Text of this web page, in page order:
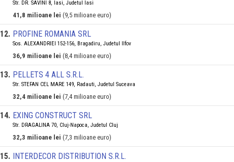
Str. DR. SAVINI 8, Iasi, Judetul Iasi
41,8 milioane lei (9,5 milioane euro)
12. PROFINE ROMANIA SRL
Sos. ALEXANDRIEI 152-156, Bragadiru, Judetul Ilfov
36,9 milioane lei (8,4 milioane euro)
13. PELLETS 4 ALL S.R.L.
Str. STEFAN CEL MARE 149, Radauti, Judetul Suceava
32,4 milioane lei (7,4 milioane euro)
14. EXING CONSTRUCT SRL
Str. DRAGALINA 70, Cluj-Napoca, Judetul Cluj
32,3 milioane lei (7,3 milioane euro)
15. INTERDECOR DISTRIBUTION S.R.L.